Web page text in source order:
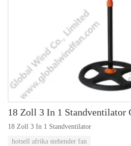
18 Zoll 3 In 1 Standventilator
18 Zoll 3 In 1 Standventilator
hotsell afrika stehender fan